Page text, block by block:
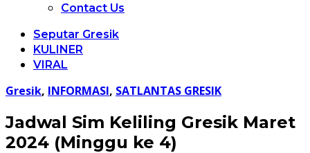
Contact Us
Seputar Gresik
KULINER
VIRAL
Gresik, INFORMASI, SATLANTAS GRESIK
Jadwal Sim Keliling Gresik Maret
2024 (Minggu ke 4)